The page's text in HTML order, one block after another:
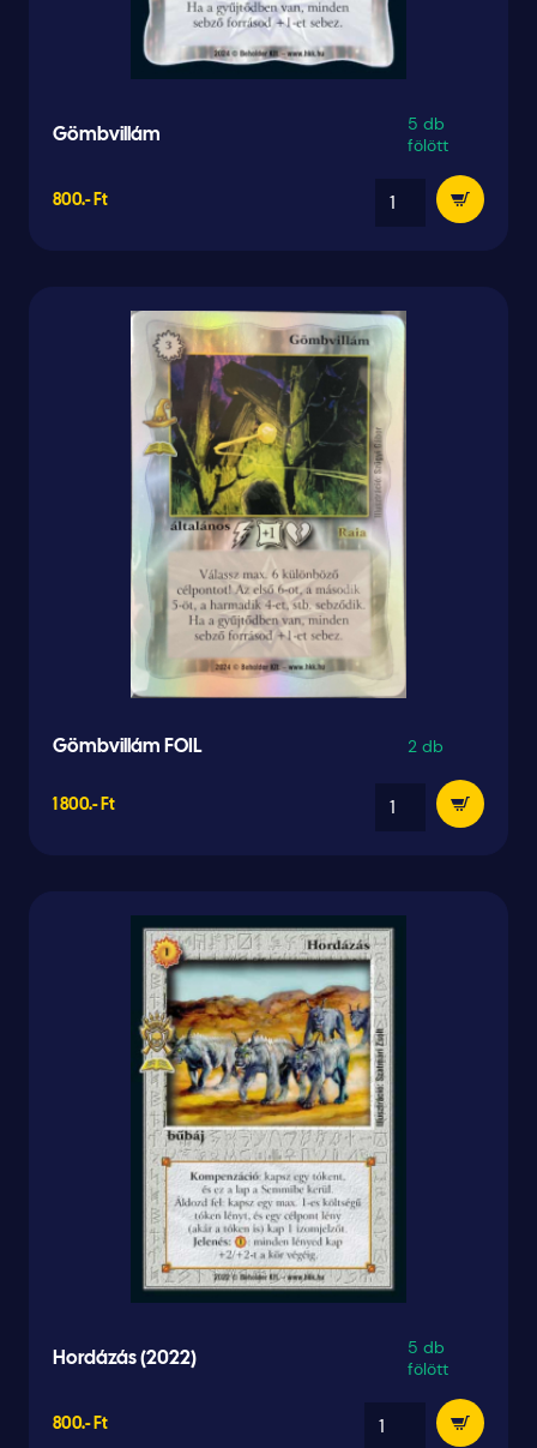
Gömbvillám
5 db
fölött
800.- Ft
Gömbvillám FOIL 2 db
1 800.- Ft
Hordázás (2022)
5 db
fölött
800.- Ft